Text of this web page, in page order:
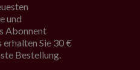
und
Abonnent
Sie 30 €
Bestellung.